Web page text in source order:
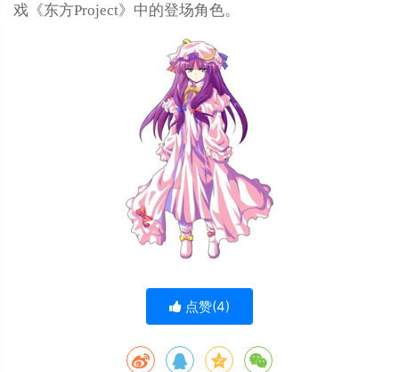
戏《东方Project》中的登场角色。
点赞(4)